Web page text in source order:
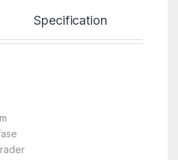
Specification